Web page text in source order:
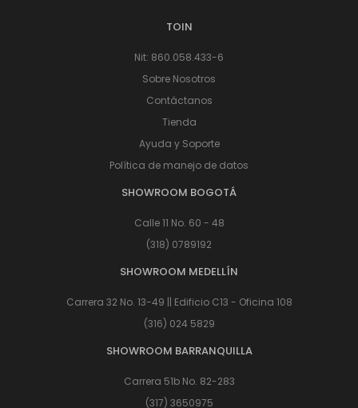
TOIN
Nit: 860.058.433-6
Sobre Nosotros
Contáctanos
Tienda
Ayuda y Soporte
Política de manejo de datos
SHOWROOM BOGOTÁ
Calle 11 No. 60 - 48
(318) 0789192
SHOWROOM MEDELLÍN
Carrera 32 No. 13-49 || Edificio C13 - Oficina 108
(316) 024 5829
SHOWROOM BARRANQUILLA
Carrera 51b No. 82-283
(317) 3650975